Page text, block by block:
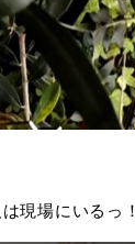
現場にいるっ！